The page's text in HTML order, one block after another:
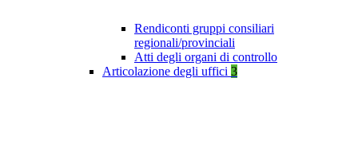
Rendiconti gruppi consiliari
regionali/provinciali
Atti degli organi di controllo
Articolazione degli uffici 3